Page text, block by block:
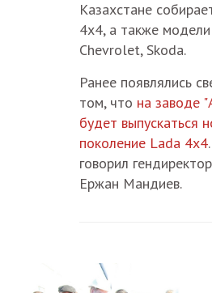
Казахстане
4x4, а также
Chevrolet, Skoda.
Ранее появлялись
том, что на заводе
будет выпускаться
поколение Lada 4x4
говорил
Ержан Мандиев.